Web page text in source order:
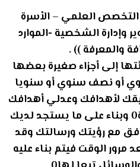
التخصص العلمي – الأسرة
وإدارة الشخصية -الموارد
والمعرفة )) .
إلى أجزاء صغيرة بعضها
أو نصف سنوي أو سنويا
لأهدافك وعدلي أهدافك
بناء على خطتك في الحياة0 وبناء على ما يستجد لديك
مع رؤيتك ورسالتك وقد
مرور الوقت فيتم بناء عليه